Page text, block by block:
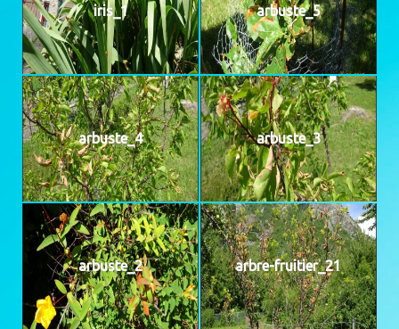
iris_1 arbuste_5
arbuste_4 arbuste_3
arbuste_2 arbre-fruitier_21